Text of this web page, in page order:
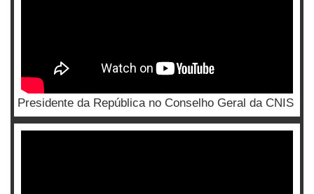
Presidente da República no Conselho Geral da CNIS